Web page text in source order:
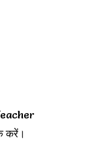
करें।